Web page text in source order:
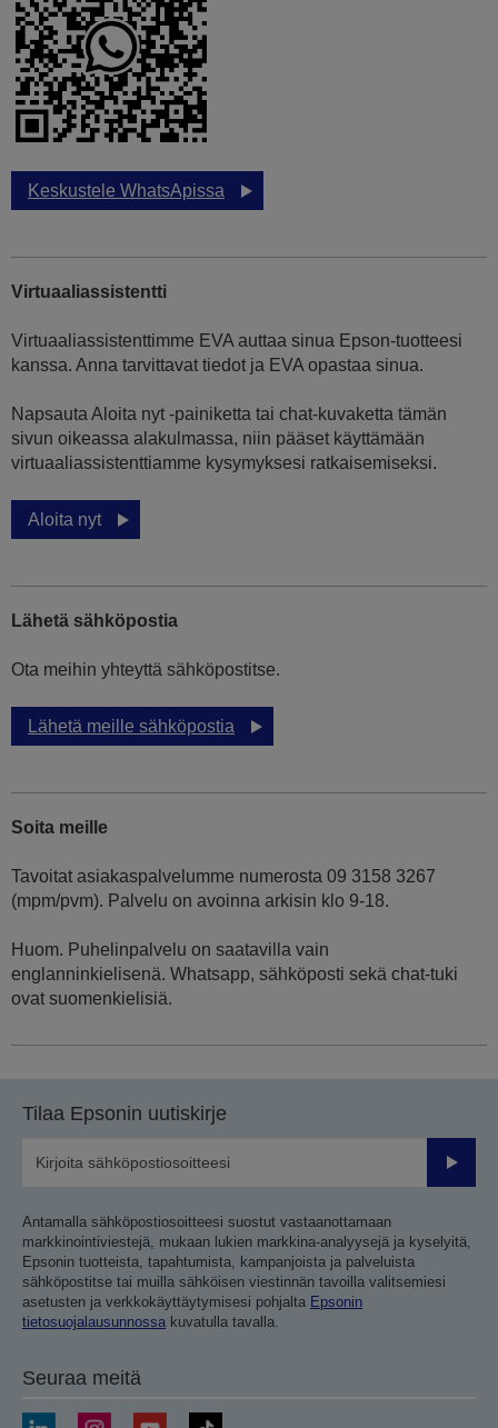
Keskustele WhatsApissa
Virtuaaliassistentti
Virtuaaliassistenttimme EVA auttaa sinua Epson-tuotteesi
kanssa. Anna tarvittavat tiedot ja EVA opastaa sinua.
Napsauta Aloita nyt -painiketta tai chat-kuvaketta tämän
sivun oikeassa alakulmassa, niin pääset käyttämään
virtuaaliassistenttiamme kysymyksesi ratkaisemiseksi.
Aloita nyt
Lähetä sähköpostia
Ota meihin yhteyttä sähköpostitse.
Lähetä meille sähköpostia
Soita meille
Tavoitat asiakaspalvelumme numerosta 09 3158 3267
(mpm/pvm). Palvelu on avoinna arkisin klo 9-18.
Huom. Puhelinpalvelu on saatavilla vain
englanninkielisenä. Whatsapp, sähköposti sekä chat-tuki
ovat suomenkielisiä.
Tilaa Epsonin uutiskirje
Lähetä
Antamalla sähköpostiosoitteesi suostut vastaanottamaan
markkinointiviestejä, mukaan lukien markkina-analyysejä ja kyselyitä,
Epsonin tuotteista, tapahtumista, kampanjoista ja palveluista
sähköpostitse tai muilla sähköisen viestinnän tavoilla valitsemiesi
asetusten ja verkkokäyttäytymisesi pohjalta Epsonin
tietosuojalausunnossa kuvatulla tavalla.
Seuraa meitä